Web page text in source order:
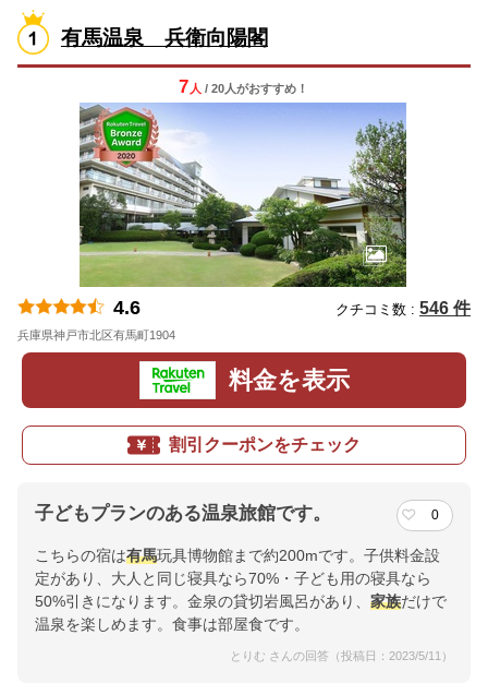
有馬温泉 兵衛向陽閣
7 人 / 20人がおすすめ！
4.6 クチコミ数 : 546 件
兵庫県神戸市北区有馬町1904
料金を表示
割引クーポンをチェック
子どもプランのある温泉旅館です。 0
こちらの宿は有馬玩具博物館まで約200mです。子供料金設
定があり、大人と同じ寝具なら70%・子ども用の寝具なら
50%引きになります。金泉の貸切岩風呂があり、 家族だけで
温泉を楽しめます。食事は部屋食です。
とりむ さんの回答（投稿日：2023/5/11）